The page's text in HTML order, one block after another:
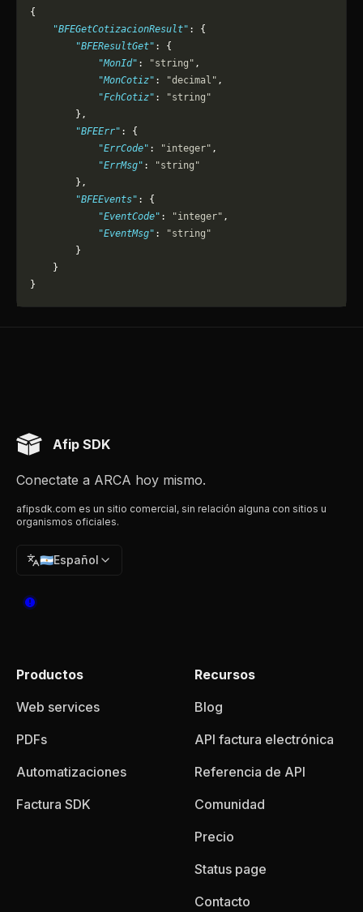
{
    "BFEGetCotizacionResult"
: {
        "BFEResultGet"
: {
            "MonId"
: "string" ,
            "MonCotiz"
: "decimal" ,
            "FchCotiz"
:
"string"
        },
        "BFEErr"
: {
            "ErrCode"
: "integer" ,
            "ErrMsg"
:
"string"
        },
        "BFEEvents"
: {
            "EventCode"
: "integer" ,
            "EventMsg"
:
"string"
        }
    }
}
Afip SDK
Conectate a ARCA hoy mismo.
afipsdk.com es un sitio comercial, sin relación alguna con sitios u
organismos oficiales.
🇦🇷Español
Productos
Web services
PDFs
Automatizaciones
Factura SDK
Recursos
Blog
API factura electrónica
Referencia de API
Comunidad
Precio
Status page
Contacto